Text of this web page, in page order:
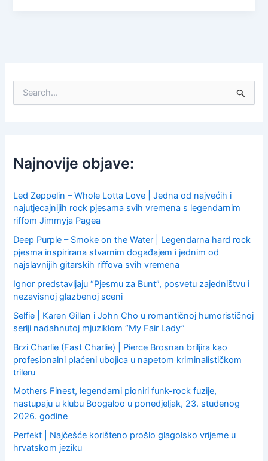
f
o
:
Najnovije objave:
Led Zeppelin – Whole Lotta Love | Jedna od najvećih i
najutjecajnijih rock pjesama svih vremena s legendarnim
riffom Jimmyja Pagea
Deep Purple – Smoke on the Water | Legendarna hard rock
pjesma inspirirana stvarnim događajem i jednim od
najslavnijih gitarskih riffova svih vremena
Ignor predstavljaju “Pjesmu za Bunt”, posvetu zajedništvu i
nezavisnoj glazbenoj sceni
Selfie | Karen Gillan i John Cho u romantičnoj humorističnoj
seriji nadahnutoj mjuziklom “My Fair Lady”
Brzi Charlie (Fast Charlie) | Pierce Brosnan briljira kao
profesionalni plaćeni ubojica u napetom kriminalističkom
trileru
Mothers Finest, legendarni pioniri funk-rock fuzije,
nastupaju u klubu Boogaloo u ponedjeljak, 23. studenog
2026. godine
Perfekt | Najčešće korišteno prošlo glagolsko vrijeme u
hrvatskom jeziku